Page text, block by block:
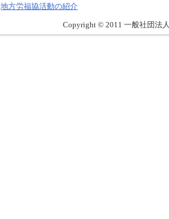
地方労福協活動の紹介
Copyright © 2011 一般社団法